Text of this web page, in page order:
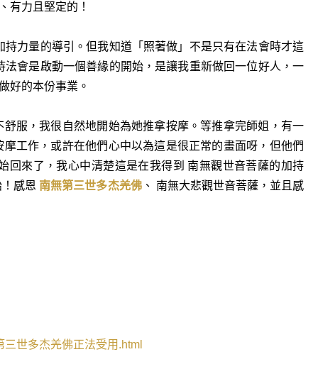
有力且堅定的！
力量的導引。但我知道「照著做」不是只有在法會時才這
會是啟動一個善緣的開始，是讓我重新做回一位好人，一
好的本份事業。
服，我很自然地開始為她推拿按摩。等推拿完師姐，有一
工作，或許在他們心中以為這是很正常的畫面呀，但他們
回來了，我心中清楚這是在我得到 南無觀世音菩薩的加持
感恩 南無第三世多杰羌佛、 南無大悲觀世音菩薩，並且感
三世多杰羌佛正法受用 .html